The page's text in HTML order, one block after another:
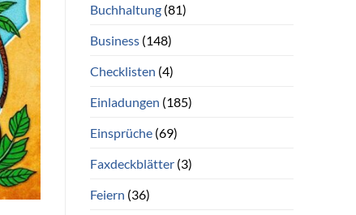
Buchhaltung(81)
Business(148)
Checklisten (4)
Einladungen (185)
Einsprüche(69)
Faxdeckblätter(3)
Feiern (36)